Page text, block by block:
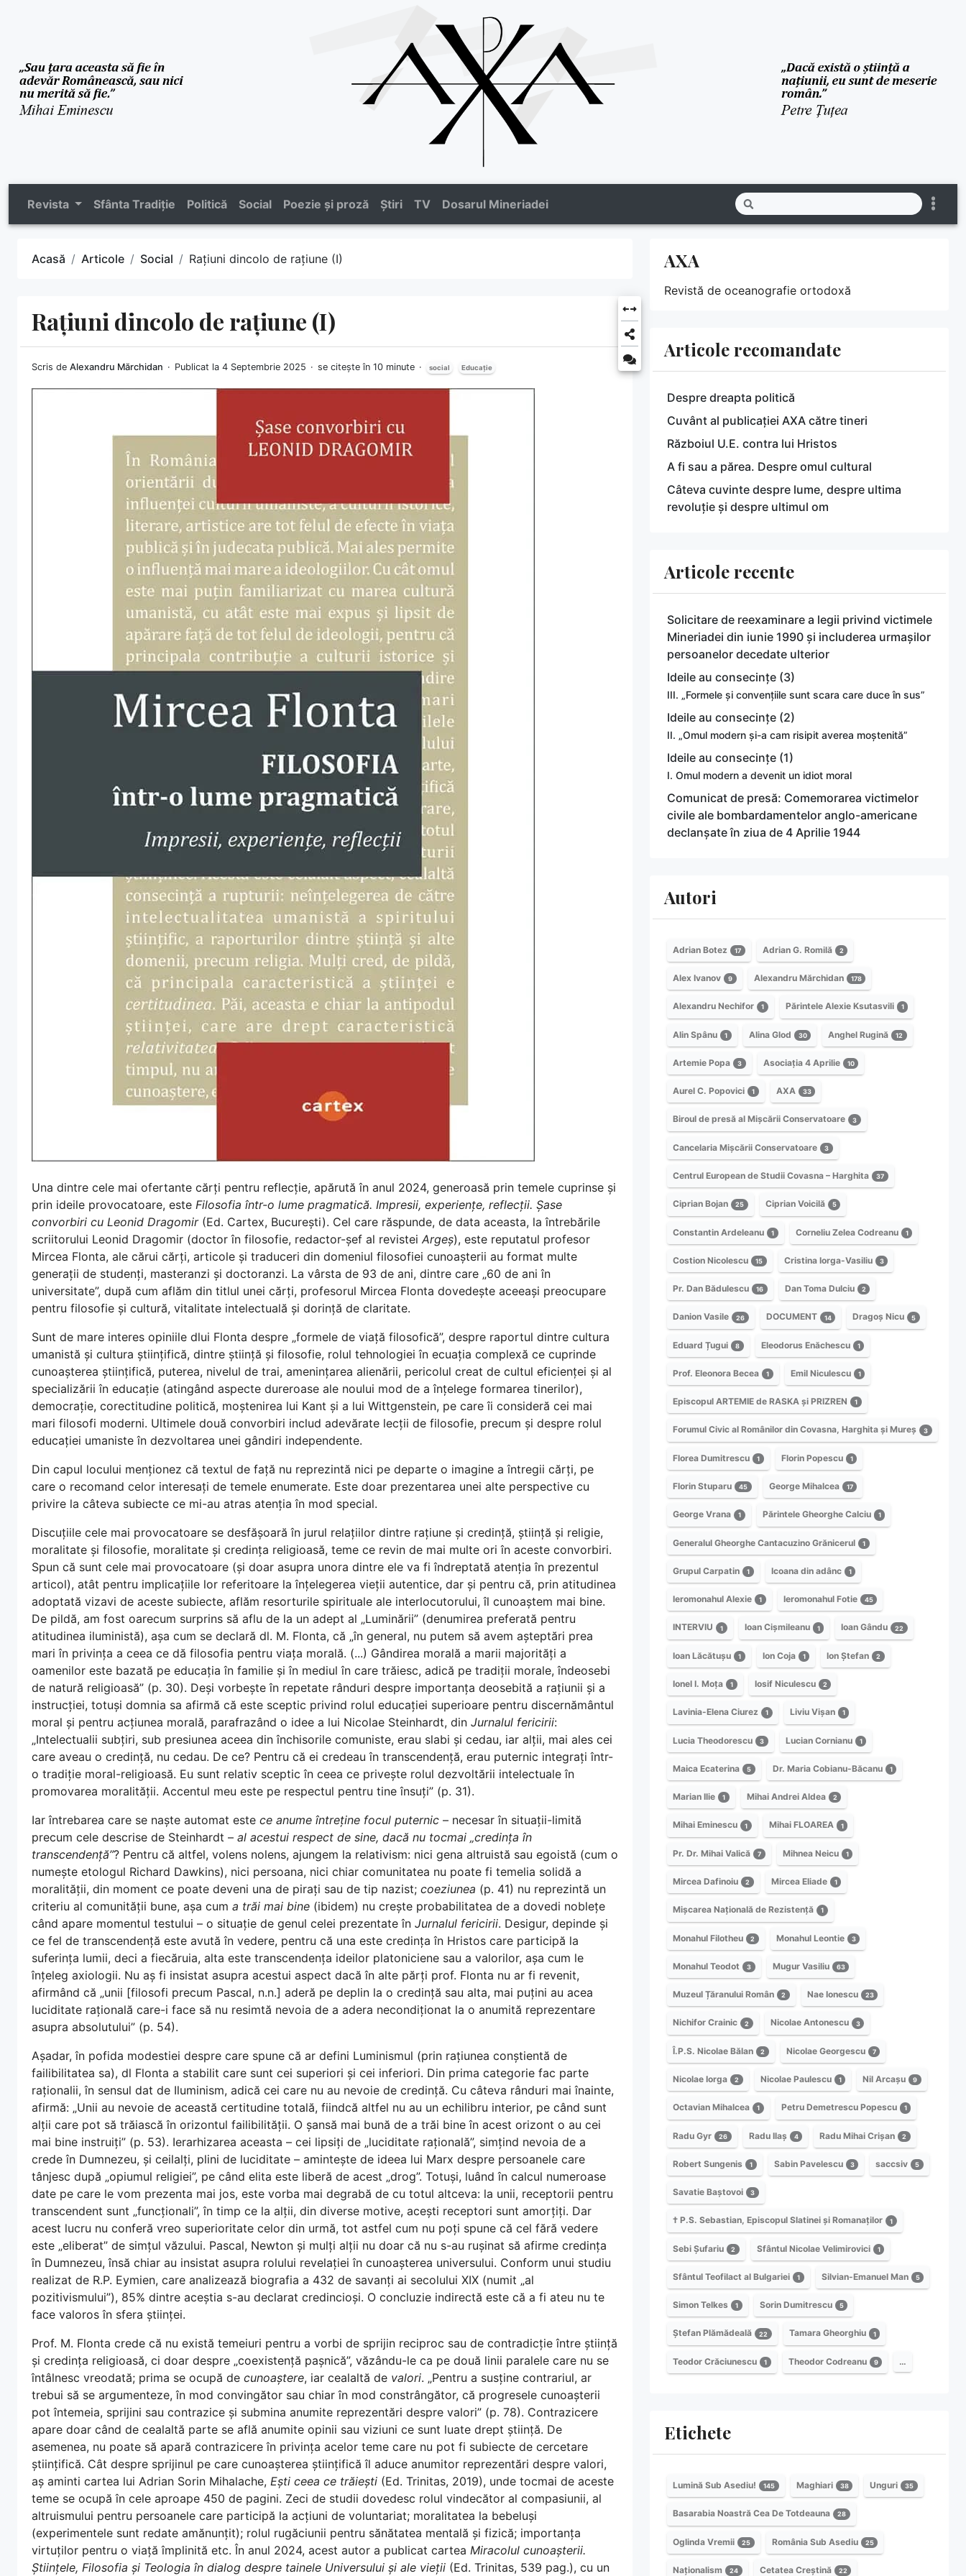
Revista Sfânta Tradiție Politică Social Poezie și proză Știri TV Dosarul Mineriadei
Acasă Articole Social Rațiuni dincolo de rațiune (I)
Rațiuni dincolo de rațiune (I)
Scris de Alexandru Mărchidan Publicat la 4 Septembrie 2025 se citește în 10 minute social Educație
Una dintre cele mai ofertante cărți pentru reflecție, apărută în anul 2024, generoasă prin temele cuprinse și
prin ideile provocatoare, este Filosofia într-o lume pragmatică. Impresii, experiențe, reflecții. Șase
convorbiri cu Leonid Dragomir(Ed. Cartex, București). Cel care răspunde, de data aceasta, la întrebările
scriitorului Leonid Dragomir (doctor în filosofie, redactor-șef al revistei Argeș), este reputatul profesor
Mircea Flonta, ale cărui cărți, articole și traduceri din domeniul filosofiei cunoașterii au format multe
generații de studenți, masteranzi și doctoranzi. La vârsta de 93 de ani, dintre care „60 de ani în
universitate”, după cum aflăm din titlul unei cărți, profesorul Mircea Flonta dovedește aceeași preocupare
pentru filosofie și cultură, vitalitate intelectuală și dorință de claritate.
Sunt de mare interes opiniile dlui Flonta despre „formele de viață filosofică”, despre raportul dintre cultura
umanistă și cultura științifică, dintre știință și filosofie, rolul tehnologiei în ecuația complexă ce cuprinde
cunoașterea științifică, puterea, nivelul de trai, amenințarea alienării, pericolul creat de cultul eficienței și al
specializării în educație (atingând aspecte dureroase ale noului mod de a înțelege formarea tinerilor),
democrație, corectitudine politică, moștenirea lui Kant și a lui Wittgenstein, pe care îi consideră cei mai
mari filosofi moderni. Ultimele două convorbiri includ adevărate lecții de filosofie, precum și despre rolul
educației umaniste în dezvoltarea unei gândiri independente.
Din capul locului menționez că textul de față nu reprezintă nici pe departe o imagine a întregii cărți, pe
care o recomand celor interesați de temele enumerate. Este doar prezentarea unei alte perspective cu
privire la câteva subiecte ce mi-au atras atenția în mod special.
Discuțiile cele mai provocatoare se desfășoară în jurul relațiilor dintre rațiune și credință, știință și religie,
moralitate și filosofie, moralitate și credința religioasă, teme ce revin de mai multe ori în aceste convorbiri.
Spun că sunt cele mai provocatoare (și doar asupra unora dintre ele va fi îndreptată atenția în prezentul
articol), atât pentru implicațiile lor referitoare la înțelegerea vieții autentice, dar și pentru că, prin atitudinea
adoptată vizavi de aceste subiecte, aflăm resorturile spirituale ale interlocutorului, îl cunoaștem mai bine.
De pildă, am fost oarecum surprins să aflu de la un adept al „Luminării” (denumirea preferată pentru
atitudinea iluministă), așa cum se declară dl. M. Flonta, că „în general, nu putem să avem așteptări prea
mari în privința a ceea ce dă filosofia pentru viața morală. (...) Gândirea morală a marii majorități a
oamenilor este bazată pe educația în familie și în mediul în care trăiesc, adică pe tradiții morale, îndeosebi
de natură religioasă” (p. 30). Deși vorbește în repetate rânduri despre importanța deosebită a rațiunii și a
instrucției, totuși domnia sa afirmă că este sceptic privind rolul educației superioare pentru discernământul
moral și pentru acțiunea morală, parafrazând o idee a lui Nicolae Steinhardt, din Jurnalul fericirii:
„Intelectualii subțiri, sub presiunea aceea din închisorile comuniste, erau slabi și cedau, iar alții, mai ales cei
care aveau o credință, nu cedau. De ce? Pentru că ei credeau în transcendență, erau puternic integrați într-
o tradiție moral-religioasă. Eu sunt relativ sceptic în ceea ce privește rolul dezvoltării intelectuale în
promovarea moralității. Accentul meu este pe respectul pentru tine însuți” (p. 31).
Iar întrebarea care se naște automat este ce anume întreține focul puternic – necesar în situații-limită
precum cele descrise de Steinhardt – al acestui respect de sine, dacă nu tocmai „credința în
transcendență”? Pentru că altfel, volens nolens, ajungem la relativism: nici gena altruistă sau egoistă (cum o
numește etologul Richard Dawkins), nici persoana, nici chiar comunitatea nu poate fi temelia solidă a
moralității, din moment ce poate deveni una de pirați sau de tip nazist; coeziunea (p. 41) nu reprezintă un
criteriu al comunității bune, așa cum a trăi mai bine (ibidem) nu crește probabilitatea de a dovedi noblețe
când apare momentul testului – o situație de genul celei prezentate în Jurnalul fericirii. Desigur, depinde și
ce fel de transcendență este avută în vedere, pentru că una este credința în Hristos care participă la
suferința lumii, deci a fiecăruia, alta este transcendența ideilor platoniciene sau a valorilor, așa cum le
înțeleg axiologii. Nu aș fi insistat asupra acestui aspect dacă în alte părți prof. Flonta nu ar fi revenit,
afirmând că „unii [filosofi precum Pascal, n.n.] aderă pe deplin la o credință sau alta, mai puțini au acea
luciditate rațională care-i face să nu resimtă nevoia de a adera necondiționat la o anumită reprezentare
asupra absolutului” (p. 54).
Așadar, în pofida modestiei despre care spune că ar defini Luminismul (prin rațiunea conștientă de
failibilitatea sa), dl Flonta a stabilit care sunt cei superiori și cei inferiori. Din prima categorie fac parte
raționalii, în sensul dat de Iluminism, adică cei care nu au nevoie de credință. Cu câteva rânduri mai înainte,
afirmă: „Unii au nevoie de această certitudine totală, fiindcă altfel nu au un echilibru interior, pe când sunt
alții care pot să trăiască în orizontul failibilității. O șansă mai bună de a trăi bine în acest orizont o au cei
mai bine instruiți” (p. 53). Ierarhizarea aceasta – cei lipsiți de „luciditate rațională”, simțind nevoia de a
crede în Dumnezeu, și ceilalți, plini de luciditate – amintește de ideea lui Marx despre persoanele care
tânjesc după „opiumul religiei”, pe când elita este liberă de acest „drog”. Totuși, luând în calcul numeroase
date pe care le vom prezenta mai jos, este vorba mai degrabă de cu totul altceva: la unii, receptorii pentru
transcendent sunt „funcționali”, în timp ce la alții, din diverse motive, acești receptori sunt amorțiți. Dar
acest lucru nu conferă vreo superioritate celor din urmă, tot astfel cum nu poți spune că cel fără vedere
este „eliberat” de simțul văzului. Pascal, Newton și mulți alții nu doar că nu s-au rușinat să afirme credința
în Dumnezeu, însă chiar au insistat asupra rolului revelației în cunoașterea universului. Conform unui studiu
realizat de R.P. Eymien, care analizează biografia a 432 de savanți ai secolului XIX (numit „al
pozitivismului”), 85% dintre aceștia s-au declarat credincioși. O concluzie indirectă este că a fi ateu nu te
face valoros în sfera științei.
Prof. M. Flonta crede că nu există temeiuri pentru a vorbi de sprijin reciproc sau de contradicție între știință
și credința religioasă, ci doar despre „coexistență pașnică”, văzându-le ca pe două linii paralele care nu se
întâlnesc vreodată; prima se ocupă de cunoaștere, iar cealaltă de valori. „Pentru a susține contrariul, ar
trebui să se argumenteze, în mod convingător sau chiar în mod constrângător, că progresele cunoașterii
pot întemeia, sprijini sau contrazice și submina anumite reprezentări despre valori” (p. 78). Contrazicere
apare doar când de cealaltă parte se află anumite opinii sau viziuni ce sunt luate drept știință. De
asemenea, nu poate să apară contrazicere în privința acelor teme care nu pot fi subiecte de cercetare
științifică. Cât despre sprijinul pe care cunoașterea științifică îl aduce anumitor reprezentări despre valori,
aș aminti cartea lui Adrian Sorin Mihalache, Ești ceea ce trăiești (Ed. Trinitas, 2019), unde tocmai de aceste
teme se ocupă în cele aproape 450 de pagini. Zeci de studii dovedesc rolul vindecător al compasiunii, al
altruismului pentru persoanele care participă la acțiuni de voluntariat; moralitatea la bebeluși
(experimentele sunt redate amănunțit); rolul rugăciunii pentru sănătatea mentală și fizică; importanța
virtuților pentru o viață împlinită etc. În anul 2024, acest autor a publicat cartea Miracolul cunoașterii.
Științele, Filosofia și Teologia în dialog despre tainele Universului și ale vieții (Ed. Trinitas, 539 pag.), cu un
AXA
Revistă de oceanografie ortodoxă
Articole recomandate
Despre dreapta politică
Cuvânt al publicației AXA către tineri
Războiul U.E. contra lui Hristos
A fi sau a părea. Despre omul cultural
Câteva cuvinte despre lume, despre ultima
revoluție și despre ultimul om
Articole recente
Solicitare de reexaminare a legii privind victimele
Mineriadei din iunie 1990 și includerea urmașilor
persoanelor decedate ulterior
Ideile au consecințe (3)
III. „Formele și convențiile sunt scara care duce în sus”
Ideile au consecințe (2)
II. „Omul modern și-a cam risipit averea moștenită”
Ideile au consecințe (1)
I. Omul modern a devenit un idiot moral
Comunicat de presă: Comemorarea victimelor
civile ale bombardamentelor anglo-americane
declanșate în ziua de 4 Aprilie 1944
Autori
Adrian Botez 17 Adrian G. Romilă 2
Alex Ivanov 9 Alexandru Mărchidan 178
Alexandru Nechifor 1 Părintele Alexie Ksutasvili 1
Alin Spânu 1 Alina Glod 30 Anghel Rugină 12
Artemie Popa 3 Asociația 4 Aprilie 10
Aurel C. Popovici 1 AXA 33
Biroul de presă al Mișcării Conservatoare 3
Cancelaria Mișcării Conservatoare 3
Centrul European de Studii Covasna – Harghita 37
Ciprian Bojan 25 Ciprian Voicilă 5
Constantin Ardeleanu 1 Corneliu Zelea Codreanu 1
Costion Nicolescu 15 Cristina Iorga-Vasiliu 3
Pr. Dan Bădulescu 16 Dan Toma Dulciu 2
Danion Vasile 26 DOCUMENT 14 Dragoș Nicu 5
Eduard Țugui 8 Eleodorus Enăchescu 1
Prof. Eleonora Becea 1 Emil Niculescu 1
Episcopul ARTEMIE de RASKA și PRIZREN 1
Forumul Civic al Românilor din Covasna, Harghita și Mureș 3
Florea Dumitrescu 1 Florin Popescu 1
Florin Stuparu 45 George Mihalcea 17
George Vrana 1 Părintele Gheorghe Calciu 1
Generalul Gheorghe Cantacuzino Grănicerul 1
Grupul Carpatin 1 Icoana din adânc 1
Ieromonahul Alexie 1 Ieromonahul Fotie 45
INTERVIU 1 Ioan Cișmileanu 1 Ioan Gându 22
Ioan Lăcătușu 1 Ion Coja 1 Ion Ștefan 2
Ionel I. Moța 1 Iosif Niculescu 2
Lavinia-Elena Ciurez 1 Liviu Vișan 1
Lucia Theodorescu 3 Lucian Cornianu 1
Maica Ecaterina 5 Dr. Maria Cobianu-Băcanu 1
Marian Ilie 1 Mihai Andrei Aldea 2
Mihai Eminescu 1 Mihai FLOAREA 1
Pr. Dr. Mihai Valică 7 Mihnea Neicu 1
Mircea Dafinoiu 2 Mircea Eliade 1
Mișcarea Națională de Rezistență 1
Monahul Filotheu 2 Monahul Leontie 3
Monahul Teodot 3 Mugur Vasiliu 63
Muzeul Țăranului Român 2 Nae Ionescu 23
Nichifor Crainic 2 Nicolae Antonescu 3
Î.P.S. Nicolae Bălan 2 Nicolae Georgescu 7
Nicolae Iorga 2 Nicolae Paulescu 1 Nil Arcașu 9
Octavian Mihalcea 1 Petru Demetrescu Popescu 1
Radu Gyr 26 Radu Ilaș 4 Radu Mihai Crișan 2
Robert Sungenis 1 Sabin Pavelescu 3 saccsiv 5
Savatie Baștovoi 3
† P.S. Sebastian, Episcopul Slatinei și Romanaților 1
Sebi Șufariu 2 Sfântul Nicolae Velimirovici 1
Sfântul Teofilact al Bulgariei 1 Silvian-Emanuel Man 5
Simon Telkes 1 Sorin Dumitrescu 5
Ștefan Plămădeală 22 Tamara Gheorghiu 1
Teodor Crăciunescu 1 Theodor Codreanu 9 …
Etichete
Lumină Sub Asediu! 145 Maghiari 38 Unguri 35
Basarabia Noastră Cea De Totdeauna 28
Oglinda Vremii 25 România Sub Asediu 25
Naționalism 24 Cetatea Creștină 22